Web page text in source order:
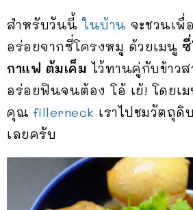
สำหรับวันนี้ในบ้าน จะชวนเ
อร่อยจากซี่โครงหมู ด้วยเมนู
กาแฟ ต้มเค็ม ไว้ทานคู่กับข้าว
อร่อยฟินจนต้อง โอ้ เย้! โดยเ
คุณ fillerneck เราไปชมวัตถุดิ
เลยครับ